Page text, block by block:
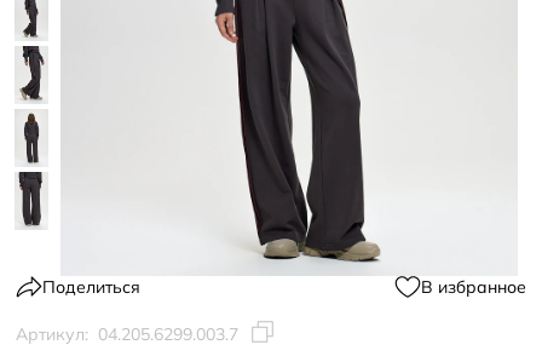
Поделиться В избранное
Артикул: 04.205.6299.003.7